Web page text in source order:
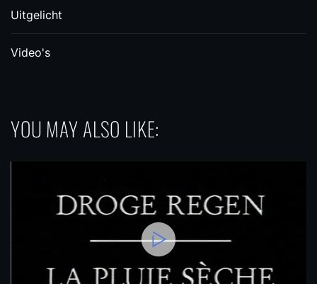
Uitgelicht
Video's
YOU MAY ALSO LIKE: